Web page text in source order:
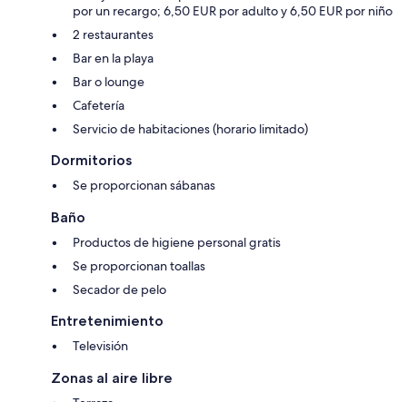
por un recargo; 6,50 EUR por adulto y 6,50 EUR por niño
2 restaurantes
Bar en la playa
Bar o lounge
Cafetería
Servicio de habitaciones (horario limitado)
Dormitorios
Se proporcionan sábanas
Baño
Productos de higiene personal gratis
Se proporcionan toallas
Secador de pelo
Entretenimiento
Televisión
Zonas al aire libre